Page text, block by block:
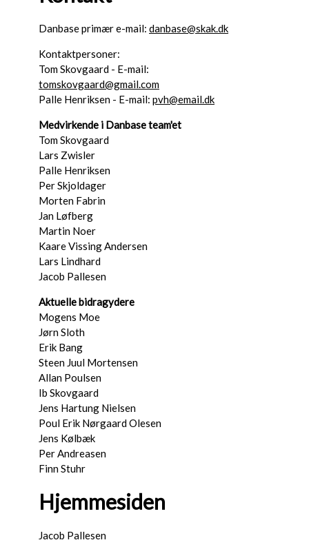
Danbase primær e-mail: danbase@skak.dk
Kontaktpersoner:
Tom Skovgaard - E-mail:
tomskovgaard@gmail.com
Palle Henriksen - E-mail: pvh@email.dk
Medvirkende i Danbase team'et
Tom Skovgaard
Lars Zwisler
Palle Henriksen
Per Skjoldager
Morten Fabrin
Jan Løfberg
Martin Noer
Kaare Vissing Andersen
Lars Lindhard
Jacob Pallesen
Aktuelle bidragydere
Mogens Moe
Jørn Sloth
Erik Bang
Steen Juul Mortensen
Allan Poulsen
Ib Skovgaard
Jens Hartung Nielsen
Poul Erik Nørgaard Olesen
Jens Kølbæk
Per Andreasen
Finn Stuhr
Hjemmesiden
Jacob Pallesen